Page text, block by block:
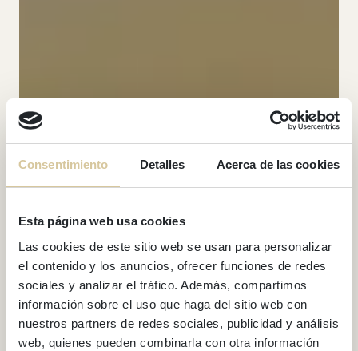
Consentimiento Detalles Acerca de las cookies
Esta página web usa cookies
Las cookies de este sitio web se usan para personalizar
el contenido y los anuncios, ofrecer funciones de redes
sociales y analizar el tráfico. Además, compartimos
información sobre el uso que haga del sitio web con
nuestros partners de redes sociales, publicidad y análisis
web, quienes pueden combinarla con otra información